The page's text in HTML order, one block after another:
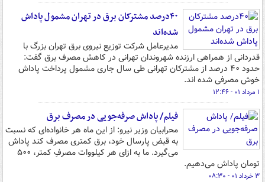
۴۰درصد مشترکان برق در تهران مشمول پاداش
شده‌اند
مدیرعامل شرکت توزیع نیروی برق تهران بزرگ با
قدردانی از همراهی ارزنده شهروندان تهرانی در کاهش مصرف برق گفت:
حدود ۴۰ درصد از مشترکان تهرانی طی سال جاری مشمول پرداخت پاداش
خوش مصرفی شده اند.
۱ مرداد ۰۱ - ۱۲:۴۶
فیلم/ پاداش صرفه‌جویی در مصرف برق
محرابیان وزیر نیرو: از این ماه هر خانواده‌ای که نسبت
به قبض پارسال خود، برق کمتری مصرف کند پاداش
می‌گیرد. ما به ازای هر کیلووات مصرفِ کمتر، ۵۰۰
تومان پاداش می‌دهیم.
۳ خرداد ۰۱ - ۰۸:۳۰